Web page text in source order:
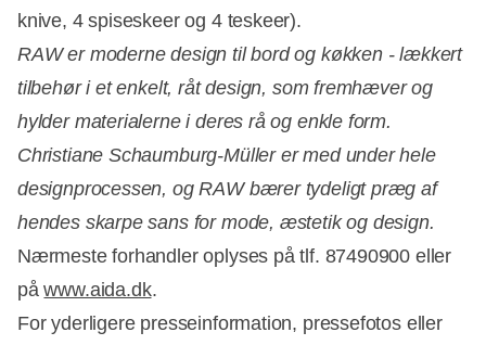
knive, 4 spiseskeer og 4 teskeer).
RAW er moderne design til bord og køkken - lækkert
tilbehør i et enkelt, råt design, som fremhæver og
hylder materialerne i deres rå og enkle form.
Christiane Schaumburg-Müller er med under hele
designprocessen, og RAW bærer tydeligt præg af
hendes skarpe sans for mode, æstetik og design.
Nærmeste forhandler oplyses på tlf. 87490900 eller
påwww.aida.dk.
For yderligere presseinformation, pressefotos eller